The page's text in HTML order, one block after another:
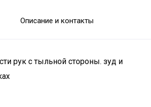
Описание и контакты
рук с тыльной стороны. зуд и